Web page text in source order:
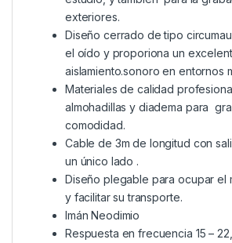
exteriores.
Diseño cerrado de tipo
el oído y proporiona un
aislamiento.sonoro en entornos
Materiales de calidad
almohadillas y diadema para
comodidad.
Cable de 3m de longitud con
un único lado .
Diseño plegable para ocupar el
y facilitar su transporte.
Imán Neodimio
Respuesta en frecuencia 15 –